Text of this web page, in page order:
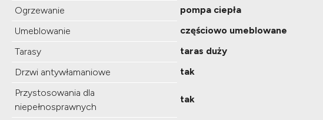
Ogrzewanie
pompa ciepła
Umeblowanie
częściowo umeblowane
Tarasy
taras duży
Drzwi antywłamaniowe
tak
Przystosowania dla
niepełnosprawnych
tak